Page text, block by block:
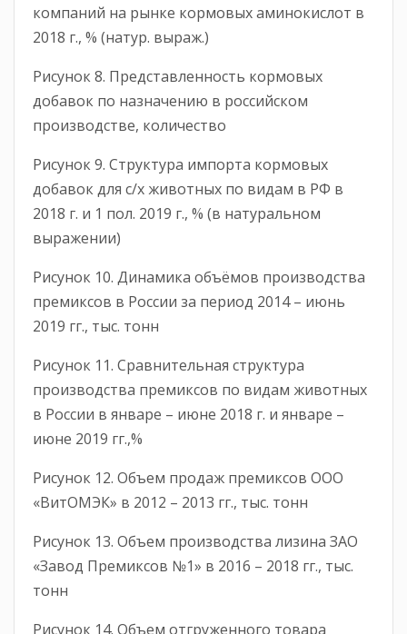
компаний на рынке кормовых аминокислот в
2018 г., % (натур. выраж.)
Рисунок 8. Представленность кормовых
добавок по назначению в российском
производстве, количество
Рисунок 9. Структура импорта кормовых
добавок для с/х животных по видам в РФ в
2018 г. и 1 пол. 2019 г., % (в натуральном
выражении)
Рисунок 10. Динамика объёмов производства
премиксов в России за период 2014 – июнь
2019 гг., тыс. тонн
Рисунок 11. Сравнительная структура
производства премиксов по видам животных
в России в январе – июне 2018 г. и январе –
июне 2019 гг.,%
Рисунок 12. Объем продаж премиксов ООО
«ВитОМЭК» в 2012 – 2013 гг., тыс. тонн
Рисунок 13. Объем производства лизина ЗАО
«Завод Премиксов №1» в 2016 – 2018 гг., тыс.
тонн
Рисунок 14. Объем отгруженного товара